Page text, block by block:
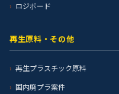
ロジボード
再生原料・その他
再生プラスチック原料
国内廃プラ案件